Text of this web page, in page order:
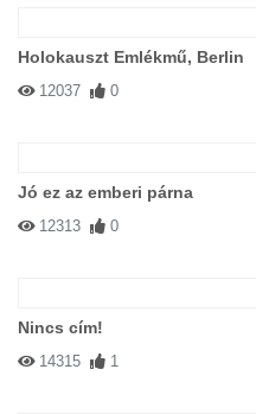
Holokauszt Emlékmű, Berlin
12037 0
Jó ez az emberi párna
12313 0
Nincs cím!
14315 1